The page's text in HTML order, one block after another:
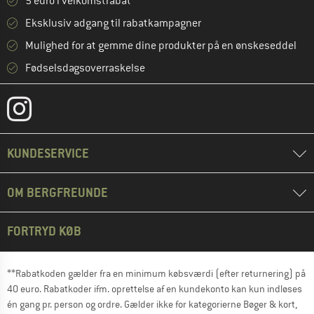
Eksklusiv adgang til rabatkampagner
Mulighed for at gemme dine produkter på en ønskeseddel
Fødselsdagsoverraskelse
KUNDESERVICE
OM BERGFREUNDE
FORTRYD KØB
**Rabatkoden gælder fra en minimum købsværdi (efter returnering) på
40 euro. Rabatkoder ifm. oprettelse af en kundekonto kan kun indløses
én gang pr. person og ordre. Gælder ikke for kategorierne Bøger & kort,